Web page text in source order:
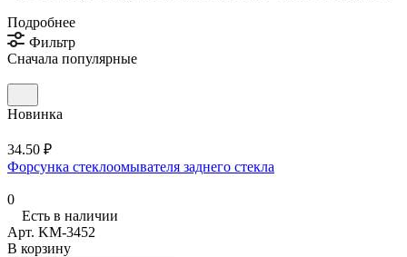
Подробнее
Фильтр
Сначала популярные
Новинка
34.50 ₽
Форсунка стеклоомывателя заднего стекла
0
Есть в наличии
Арт. KM-3452
В корзину